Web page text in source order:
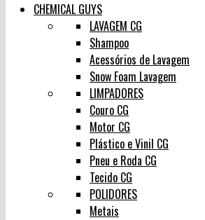
CHEMICAL GUYS
LAVAGEM CG
Shampoo
Acessórios de Lavagem
Snow Foam Lavagem
LIMPADORES
Couro CG
Motor CG
Plástico e Vinil CG
Pneu e Roda CG
Tecido CG
POLIDORES
Metais